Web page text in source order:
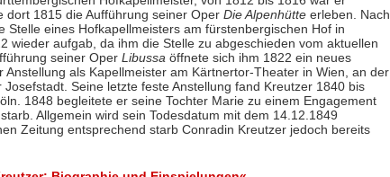
dort 1815 die Aufführung seiner Oper Die Alpenhütteerleben. Nach
Stelle eines Hofkapellmeisters am fürstenbergischen Hof in
wieder aufgab, da ihm die Stelle zu abgeschieden vom aktuellen
seiner Oper Libussa öffnete sich ihm 1822 ein neues
Anstellung als Kapellmeister am Kärtnertor-Theater in Wien, an der
Seine letzte feste Anstellung fand Kreutzer 1840 bis
1848 begleitete er seine Tochter Marie zu einem Engagement
Allgemein wird sein Todesdatum mit dem 14.12.1849
Zeitung entsprechend starb Conradin Kreutzer jedoch bereits